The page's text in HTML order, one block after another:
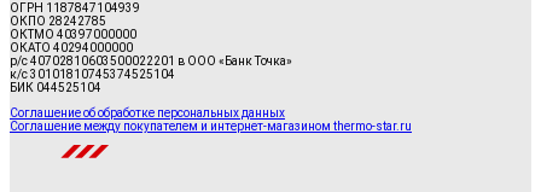
ОГРН 1187847104939
ОКПО 28242785
ОКТМО 40397000000
ОКАТО 40294000000
р/с 40702810603500022201 в ООО «Банк Точка»
к/с 30101810745374525104
БИК 044525104
Соглашение об обработке персональных данных
Соглашение между покупателем и интернет-магазином thermo-star.ru